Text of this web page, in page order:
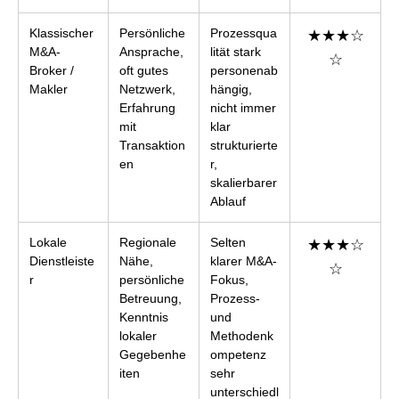
Klassischer
M&A-
Broker /
Makler
Persönliche
Ansprache,
oft gutes
Netzwerk,
Erfahrung
mit
Transaktion
en
Prozessqua
lität stark
personenab
hängig,
nicht immer
klar
strukturierte
r,
skalierbarer
Ablauf
★★★☆
☆
Lokale
Dienstleiste
r
Regionale
Nähe,
persönliche
Betreuung,
Kenntnis
lokaler
Gegebenhe
iten
Selten
klarer M&A-
Fokus,
Prozess-
und
Methodenk
ompetenz
sehr
unterschiedl
★★★☆
☆